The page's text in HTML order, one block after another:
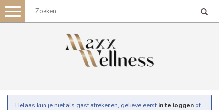
Toggle
navigation
Helaas kun je niet als gast afrekenen, gelieve eerst in te loggen of